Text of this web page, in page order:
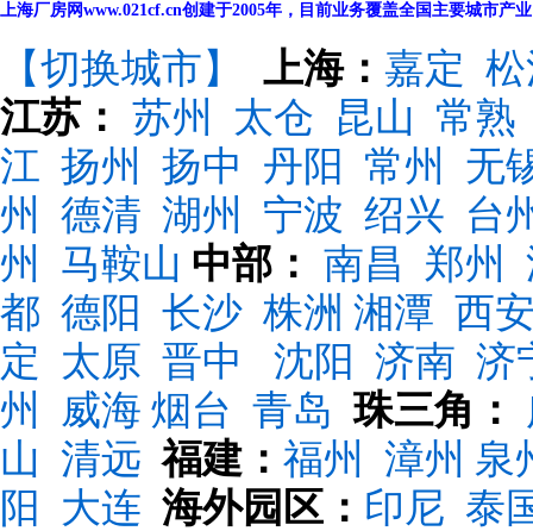
上海厂房网www.021cf.cn创建于2005年，目前业务覆盖全国主要城市产
【切换城市】 上海： 嘉定
江苏： 苏州 太仓 昆山 常熟
江 扬州 扬中 丹阳 常州
无
州
德清 湖州 宁波 绍兴 台
州
马鞍山 中部： 南昌 郑州
都 德阳 长沙 株洲 湘潭 西
定 太原 晋中 沈阳 济南 济
州
威海 烟台 青岛 珠三角：
山 清远 福建： 福州 漳州 泉
阳
大连 海外园区： 印尼 泰